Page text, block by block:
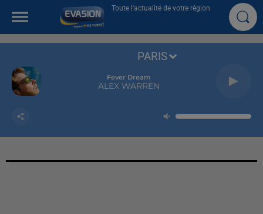
Toute l'actualité de votre région
Fever Dream
ALEX WARREN
PARIS